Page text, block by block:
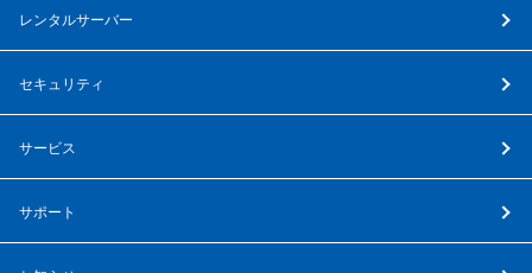
レンタルサーバー
セキュリティ
サービス
サポート